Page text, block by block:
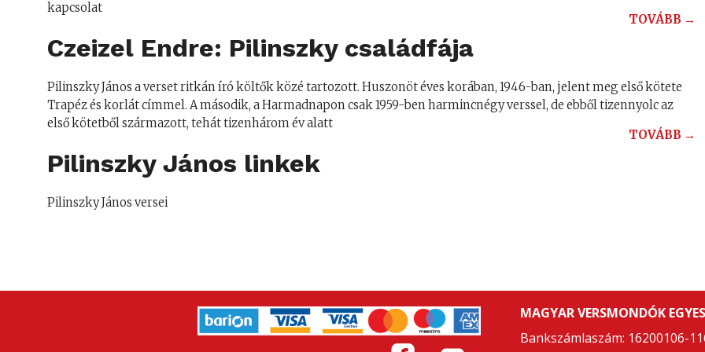
kapcsolat
TOVÁBB →
Czeizel Endre: Pilinszky családfája
Pilinszky János a verset ritkán író költők közé tartozott. Huszonöt éves korában, 1946-ban, jelent meg első kötete
Trapéz és korlát címmel. A második, a Harmadnapon csak 1959-ben harmincnégy verssel, de ebből tizennyolc az
első kötetből származott, tehát tizenhárom év alatt
TOVÁBB →
Pilinszky János linkek
Pilinszky János versei
MAGYAR VERSMONDÓK
Bankszámlaszám: 16200106-